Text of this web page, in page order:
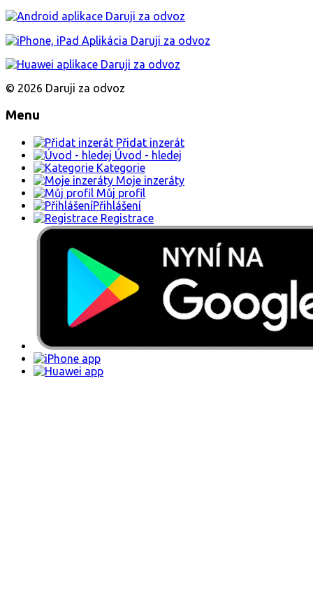
© 2026 Daruji za odvoz
Menu
Přidat inzerát
Úvod - hledej
Kategorie
Moje inzeráty
Můj profil
Přihlášení
Registrace